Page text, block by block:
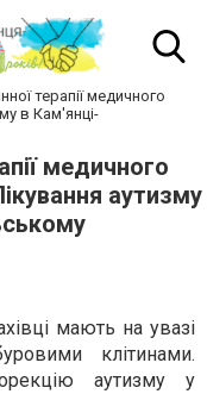
терапії медичного
в Кам'янці-
медичного
аутизму
мають на увазі
клітинами.
аутизму у